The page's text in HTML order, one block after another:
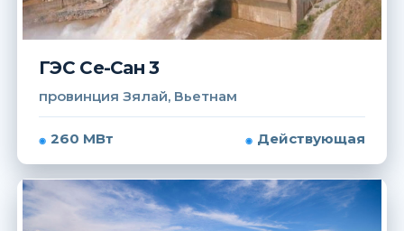
ГЭС Се-Сан 3
провинция Зялай, Вьетнам
260 МВт Действующая